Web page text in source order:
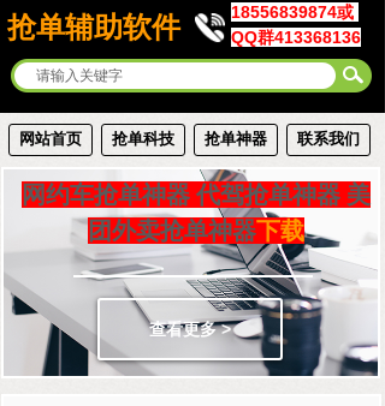
抢单辅助软件
18556839874或
QQ群413368136
网站首页 抢单科技 抢单神器 联系我们
网约车抢单神器 代驾抢单神器 美
团外卖抢单神器下载
查看更多 >